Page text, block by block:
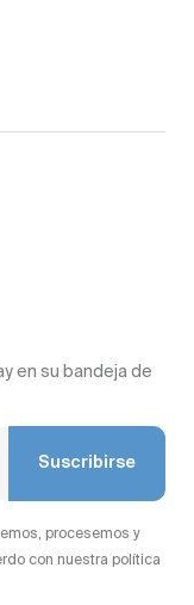
en su bandeja de
Suscribirse
procesemos y
con nuestra política